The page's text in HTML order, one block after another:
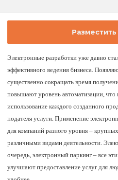
Электронные разработки уже давно
эффективного ведения бизнеса.
существенно сокращать время
повышают уровень автоматизации, что
использование каждого созданного
подателя услуги. Применение
для компаний разного уровня –
различными видами деятельности.
очередь, электронный паркинг – все
улучшают предоставление услуг для